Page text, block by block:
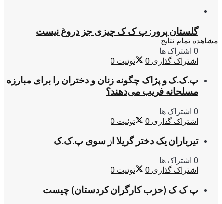
مشاهده تمام نتایج
گلستان پرور: پ ک ک چیزی جز دروغ نیست
0 اشتراک ها
اشتراک گذاری 0 توئیت 0
پ.ک.ک و پژاک چگونه زنان و دختران را برای مبارزه
مسلحانه فریب می‌دهند؟
0 اشتراک ها
اشتراک گذاری 0 توئیت 0
تیرباران یک دختر گریلا از سوی پ.ک.ک
0 اشتراک ها
اشتراک گذاری 0 توئیت 0
پ ک ک (حزب کارگران کردستان) چیست